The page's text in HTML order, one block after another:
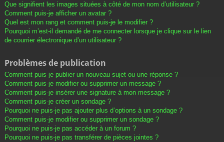
Que signifient les images situées à côté de mon nom d’utilisateur ?
Comment puis-je afficher un avatar ?
Quel est mon rang et comment puis-je le modifier ?
Pourquoi m’est-il demandé de me connecter lorsque je clique sur le lien
de courrier électronique d’un utilisateur ?
Problèmes de publication
Comment puis-je publier un nouveau sujet ou une réponse ?
Comment puis-je modifier ou supprimer un message ?
Comment puis-je insérer une signature à mon message ?
Comment puis-je créer un sondage ?
Pourquoi ne puis-je pas ajouter plus d’options à un sondage ?
Comment puis-je modifier ou supprimer un sondage ?
Pourquoi ne puis-je pas accéder à un forum ?
Pourquoi ne puis-je pas transférer de pièces jointes ?